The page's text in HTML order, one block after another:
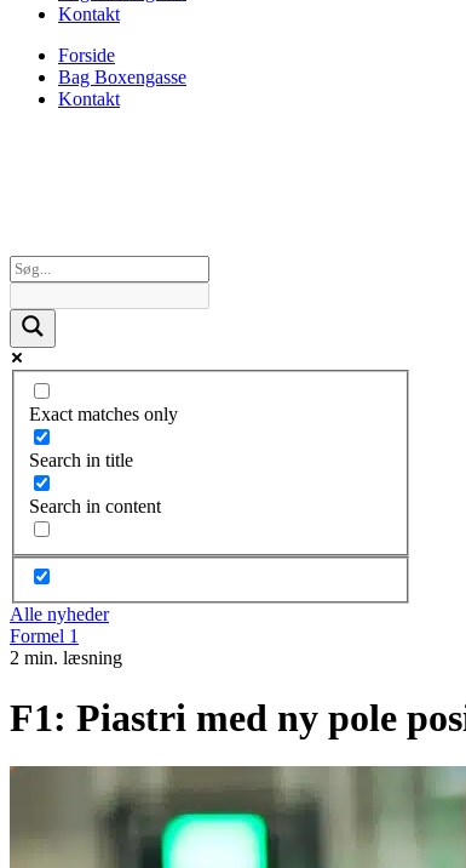
Kontakt
Forside
Bag Boxengasse
Kontakt
Exact matches only
Search in title
Search in content
Alle nyheder
Formel 1
2 min. læsning
F1: Piastri med ny pole